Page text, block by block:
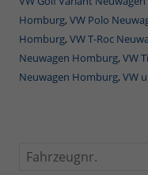
Homburg, VW Polo
Homburg, VW T-Roc
Neuwagen Homburg, VW
Neuwagen Homburg, VW
Fahrzeugnr.